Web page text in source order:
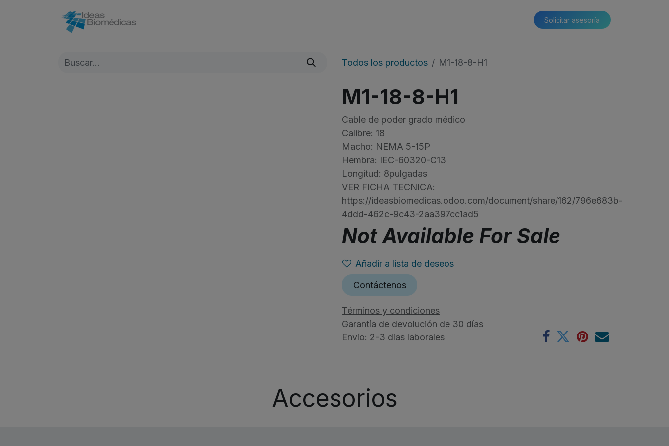
Solicitar asesoría​​
Todos los productos M1-18-8-H1
M1-18-8-H1
Cable de poder grado médico
Calibre: 18
Macho: NEMA 5-15P
Hembra: IEC-60320-C13
Longitud: 8pulgadas
VER FICHA TECNICA:
https://ideasbiomedicas.odoo.com/document/share/162/796e683b-
4ddd-462c-9c43-2aa397cc1ad5
Not Available For Sale
Añadir a lista de deseos
Contáctenos
Términos y condiciones
Garantía de devolución de 30 días
Envío: 2-3 días laborales
Accesorios